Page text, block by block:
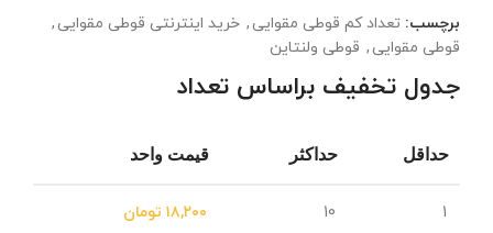
برچسب: تعداد کم قوطی مقوایی , خرید اینترنتی قوطی مقوایی ,
قوطی مقوایی , قوطی ولنتاین
جدول تخفیف براساس تعداد
حداقل حداکثر قیمت واحد
1
10 ۱۸,۲۰۰ تومان